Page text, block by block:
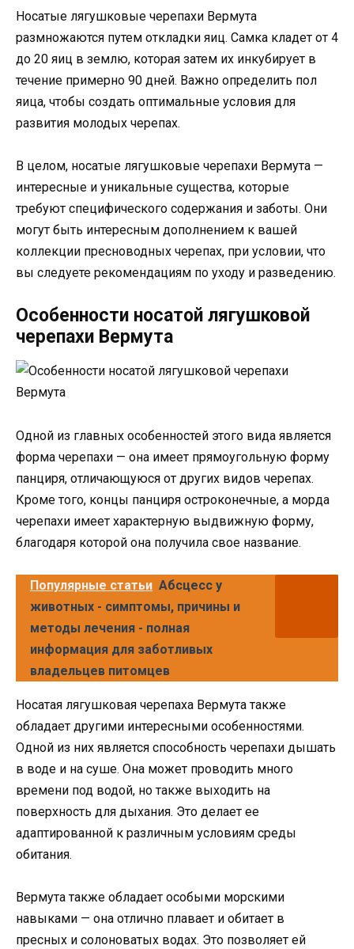
Носатые лягушковые черепахи Вермута
размножаются путем откладки яиц. Самка кладет от 4
до 20 яиц в землю, которая затем их инкубирует в
течение примерно 90 дней. Важно определить пол
яица, чтобы создать оптимальные условия для
развития молодых черепах.
В целом, носатые лягушковые черепахи Вермута —
интересные и уникальные существа, которые
требуют специфического содержания и заботы. Они
могут быть интересным дополнением к вашей
коллекции пресноводных черепах, при условии, что
вы следуете рекомендациям по уходу и разведению.
Особенности носатой лягушковой
черепахи Вермута
Одной из главных особенностей этого вида является
форма черепахи — она имеет прямоугольную форму
панциря, отличающуюся от других видов черепах.
Кроме того, концы панциря остроконечные, а морда
черепахи имеет характерную выдвижную форму,
благодаря которой она получила свое название.
Популярные статьи Абсцесс у
животных - симптомы, причины и
методы лечения - полная
информация для заботливых
владельцев питомцев
Носатая лягушковая черепаха Вермута также
обладает другими интересными особенностями.
Одной из них является способность черепахи дышать
в воде и на суше. Она может проводить много
времени под водой, но также выходить на
поверхность для дыхания. Это делает ее
адаптированной к различным условиям среды
обитания.
Вермута также обладает особыми морскими
навыками — она отлично плавает и обитает в
пресных и солоноватых водах. Это позволяет ей